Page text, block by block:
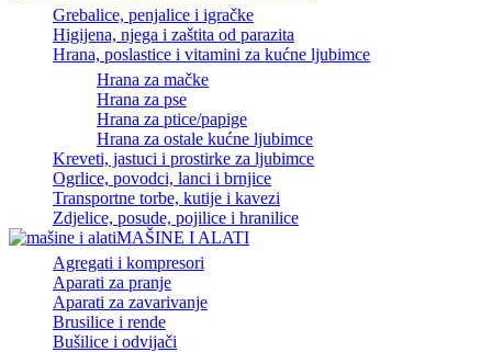
Grebalice, penjalice i igračke
Higijena, njega i zaštita od parazita
Hrana, poslastice i vitamini za kućne ljubimce
Hrana za mačke
Hrana za pse
Hrana za ptice/papige
Hrana za ostale kućne ljubimce
Kreveti, jastuci i prostirke za ljubimce
Ogrlice, povodci, lanci i brnjice
Transportne torbe, kutije i kavezi
Zdjelice, posude, pojilice i hranilice
MAŠINE I ALATI
Agregati i kompresori
Aparati za pranje
Aparati za zavarivanje
Brusilice i rende
Bušilice i odvijači